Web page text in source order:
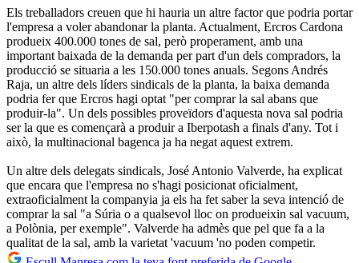
Els treballadors creuen que hi hauria un altre factor que podria portar
l'empresa a voler abandonar la planta. Actualment, Ercros Cardona
produeix 400.000 tones de sal, però properament, amb una
important baixada de la demanda per part d'un dels compradors, la
producció se situaria a les 150.000 tones anuals. Segons Andrés
Raja, un altre dels líders sindicals de la planta, la baixa demanda
podria fer que Ercros hagi optat "per comprar la sal abans que
produir-la". Un dels possibles proveïdors d'aquesta nova sal podria
ser la que es començarà a produir a Iberpotash a finals d'any. Tot i
això, la multinacional bagenca ja ha negat aquest extrem.
Un altre dels delegats sindicals, José Antonio Valverde, ha explicat
que encara que l'empresa no s'hagi posicionat oficialment,
extraoficialment la companyia ja els ha fet saber la seva intenció de
comprar la sal "a Súria o a qualsevol lloc on produeixin sal vacuum,
a Polònia, per exemple". Valverde ha admès que pel que fa a la
qualitat de la sal, amb la varietat 'vacuum 'no poden competir.